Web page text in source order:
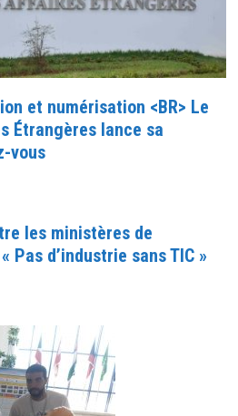
et numérisation <BR> Le
Étrangères lance sa
vous
les ministères de
Pas d’industrie sans TIC »